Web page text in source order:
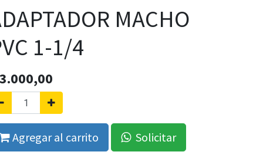
MACHO
1-1/4
3.000,00
Agregar al carrito Solicitar